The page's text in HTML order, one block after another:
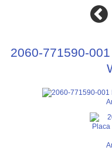
2060-771590-